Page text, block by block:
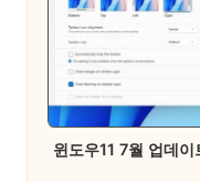
Posted
in
윈도우11 7월 업데